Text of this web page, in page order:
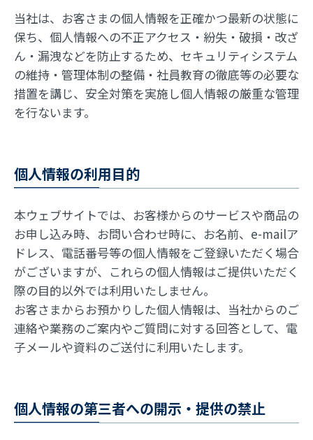
当社は、お客さまの個人情報を正確かつ最新の状態に
保ち、個人情報への不正アクセス・紛失・破損・改ざ
ん・漏洩などを防止するため、セキュリティシステム
の維持・管理体制の整備・社員教育の徹底等の必要な
措置を講じ、安全対策を実施し個人情報の厳重な管理
を行ないます。
個人情報の利用目的
本ウェブサイトでは、お客様からのサービスや商品の
お申し込み時、お問い合わせ時に、お名前、e-mailア
ドレス、電話番号等の個人情報をご登録いただく場合
がございますが、これらの個人情報はご提供いただく
際の目的以外では利用いたしません。
お客さまからお預かりした個人情報は、当社からのご
連絡や業務のご案内やご質問に対する回答として、電
子メールや資料のご送付に利用いたします。
個人情報の第三者への開示・提供の禁止